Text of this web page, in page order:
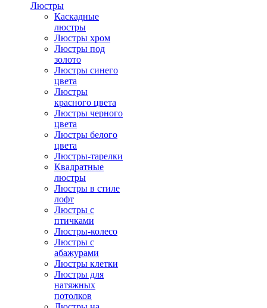
Люстры
Каскадные
люстры
Люстры хром
Люстры под
золото
Люстры синего
цвета
Люстры
красного цвета
Люстры черного
цвета
Люстры белого
цвета
Люстры-тарелки
Квадратные
люстры
Люстры в стиле
лофт
Люстры с
птичками
Люстры-колесо
Люстры с
абажурами
Люстры клетки
Люстры для
натяжных
потолков